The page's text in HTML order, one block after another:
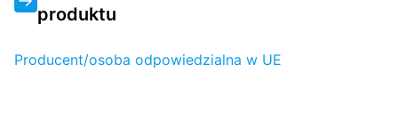
produktu
Producent/osoba odpowiedzialna w UE